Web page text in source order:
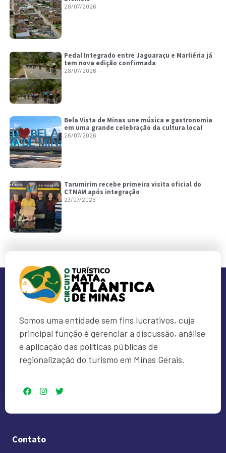
28/07/2026
Pedal Integrado entre Jaguaraçu e Marliéria já
tem nova edição confirmada
28/07/2026
Bela Vista de Minas une música e gastronomia
em uma grande celebração da cultura local
26/07/2026
Tarumirim recebe primeira visita oficial do
CTMAM após integração
23/07/2026
Somos uma entidade sem fins lucrativos, cuja
principal função é gerenciar a discussão, análise
e aplicação das políticas públicas de
regionalização do turismo em Minas Gerais.
Contato